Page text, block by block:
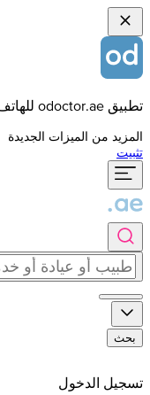
تطبيق odoctor.ae للهاتف
المزيد من الميزات الجديدة
تثبيت
بحث
تسجيل الدخول